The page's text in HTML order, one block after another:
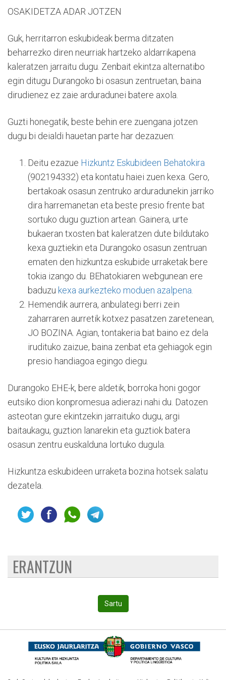
OSAKIDETZA ADAR JOTZEN
Guk, herritarron eskubideak berma ditzaten
beharrezko diren neurriak hartzeko aldarrikapena
kaleratzen jarraitu dugu. Zenbait ekintza alternatibo
egin ditugu Durangoko bi osasun zentruetan, baina
dirudienez ez zaie arduradunei batere axola.
Guzti honegatik, beste behin ere zuengana jotzen
dugu bi deialdi hauetan parte har dezazuen:
Deitu ezazue Hizkuntz Eskubideen Behatokira
(902194332) eta kontatu haiei zuen kexa. Gero,
bertakoak osasun zentruko arduradunekin jarriko
dira harremanetan eta beste presio frente bat
sortuko dugu guztion artean. Gainera, urte
bukaeran txosten bat kaleratzen dute bildutako
kexa guztiekin eta Durangoko osasun zentruan
ematen den hizkuntza eskubide urraketak bere
tokia izango du. BEhatokiaren webgunean ere
baduzu kexa aurkezteko moduen azalpena.
Hemendik aurrera, anbulategi berri zein
zaharraren aurretik kotxez pasatzen zaretenean,
JO BOZINA. Agian, tontakeria bat baino ez dela
irudituko zaizue, baina zenbat eta gehiagok egin
presio handiagoa egingo diegu.
Durangoko EHE-k, bere aldetik, borroka honi gogor
eutsiko dion konpromesua adierazi nahi du. Datozen
asteotan gure ekintzekin jarraituko dugu, argi
baitaukagu, guztion lanarekin eta guztiok batera
osasun zentru euskalduna lortuko dugula.
Hizkuntza eskubideen urraketa bozina hotsek salatu
dezatela.
ERANTZUN
Sartu